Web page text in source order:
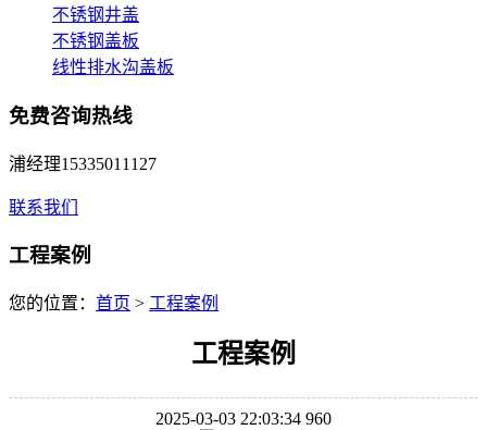
不锈钢井盖
不锈钢盖板
线性排水沟盖板
免费咨询热线
浦经理15335011127
联系我们
工程案例
您的位置： 首页 > 工程案例
工程案例
2025-03-03 22:03:34 960